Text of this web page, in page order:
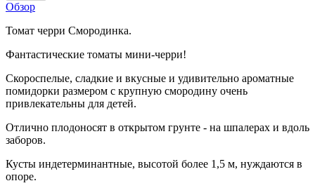
Обзор
Томат черри Смородинка.
Фантастические томаты мини-черри!
Скороспелые, сладкие и вкусные и удивительно ароматные
помидорки размером с крупную смородину очень
привлекательны для детей.
Отлично плодоносят в открытом грунте - на шпалерах и вдоль
заборов.
Кусты индетерминантные, высотой более 1,5 м, нуждаются в
опоре.